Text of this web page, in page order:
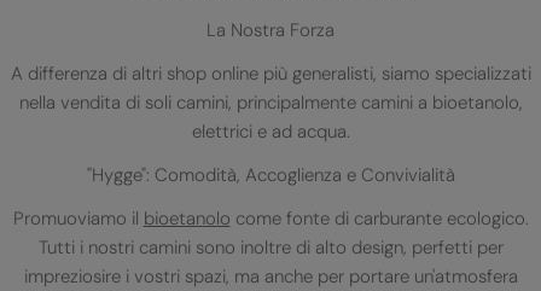
La Nostra Forza
A differenza di altri shop online più generalisti, siamo specializzati
nella vendita di soli camini, principalmente camini a bioetanolo,
elettrici e ad acqua.
"Hygge": Comodità, Accoglienza e Convivialità
Promuoviamo il bioetanolo come fonte di carburante ecologico.
Tutti i nostri camini sono inoltre di alto design, perfetti per
impreziosire i vostri spazi, ma anche per portare un'atmosfera